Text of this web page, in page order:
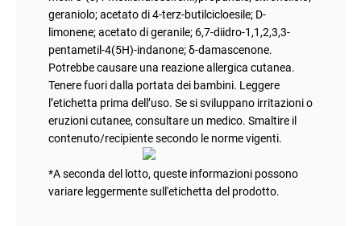
geraniolo; acetato di 4-terz-butilcicloesile; D-
limonene; acetato di geranile; 6,7-diidro-1,1,2,3,3-
pentametil-4(5H)-indanone; δ-damascenone.
Potrebbe causare una reazione allergica cutanea.
Tenere fuori dalla portata dei bambini. Leggere
l’etichetta prima dell’uso. Se si sviluppano irritazioni o
eruzioni cutanee, consultare un medico. Smaltire il
contenuto/recipiente secondo le norme vigenti.
*A seconda del lotto, queste informazioni possono
variare leggermente sull'etichetta del prodotto.